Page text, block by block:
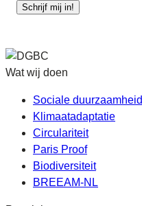
Schrijf mij in!
Wat wij doen
Sociale duurzaamheid
Klimaatadaptatie
Circulariteit
Paris Proof
Biodiversiteit
BREEAM-NL